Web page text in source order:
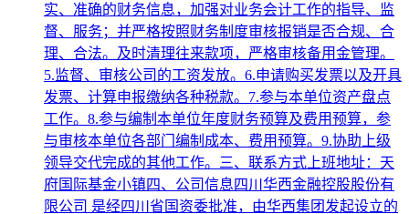
实、准确的财务信息，加强对业务会计工作的指导、监
督、服务；并严格按照财务制度审核报销是否合规、合
理、合法。及时清理往来款项，严格审核备用金管理。
5.监督、审核公司的工资发放。6.申请购买发票以及开具
发票、计算申报缴纳各种税款。7.参与本单位资产盘点
工作。8.参与编制本单位年度财务预算及费用预算，参
与审核本单位各部门编制成本、费用预算。9.协助上级
领导交代完成的其他工作。三、联系方式上班地址：天
府国际基金小镇四、公司信息四川华西金融控股股份有
限公司 是经四川省国资委批准，由华西集团发起设立的